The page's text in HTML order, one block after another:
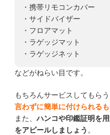
・携帯リモコンカバー
・サイドバイザー
・フロアマット
・ラゲッジマット
・ラゲッジネット
などがねらい目です。
もちろんサービスしてもらう
言わずに簡単に付けられる
また、ハンコや印鑑証明を
をアピールしましょう 。